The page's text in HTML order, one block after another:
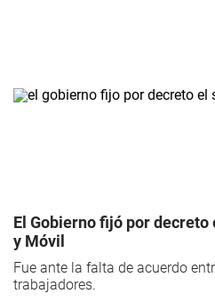
El Gobierno fijó por
y Móvil
Fue ante la falta de acuerdo
trabajadores.